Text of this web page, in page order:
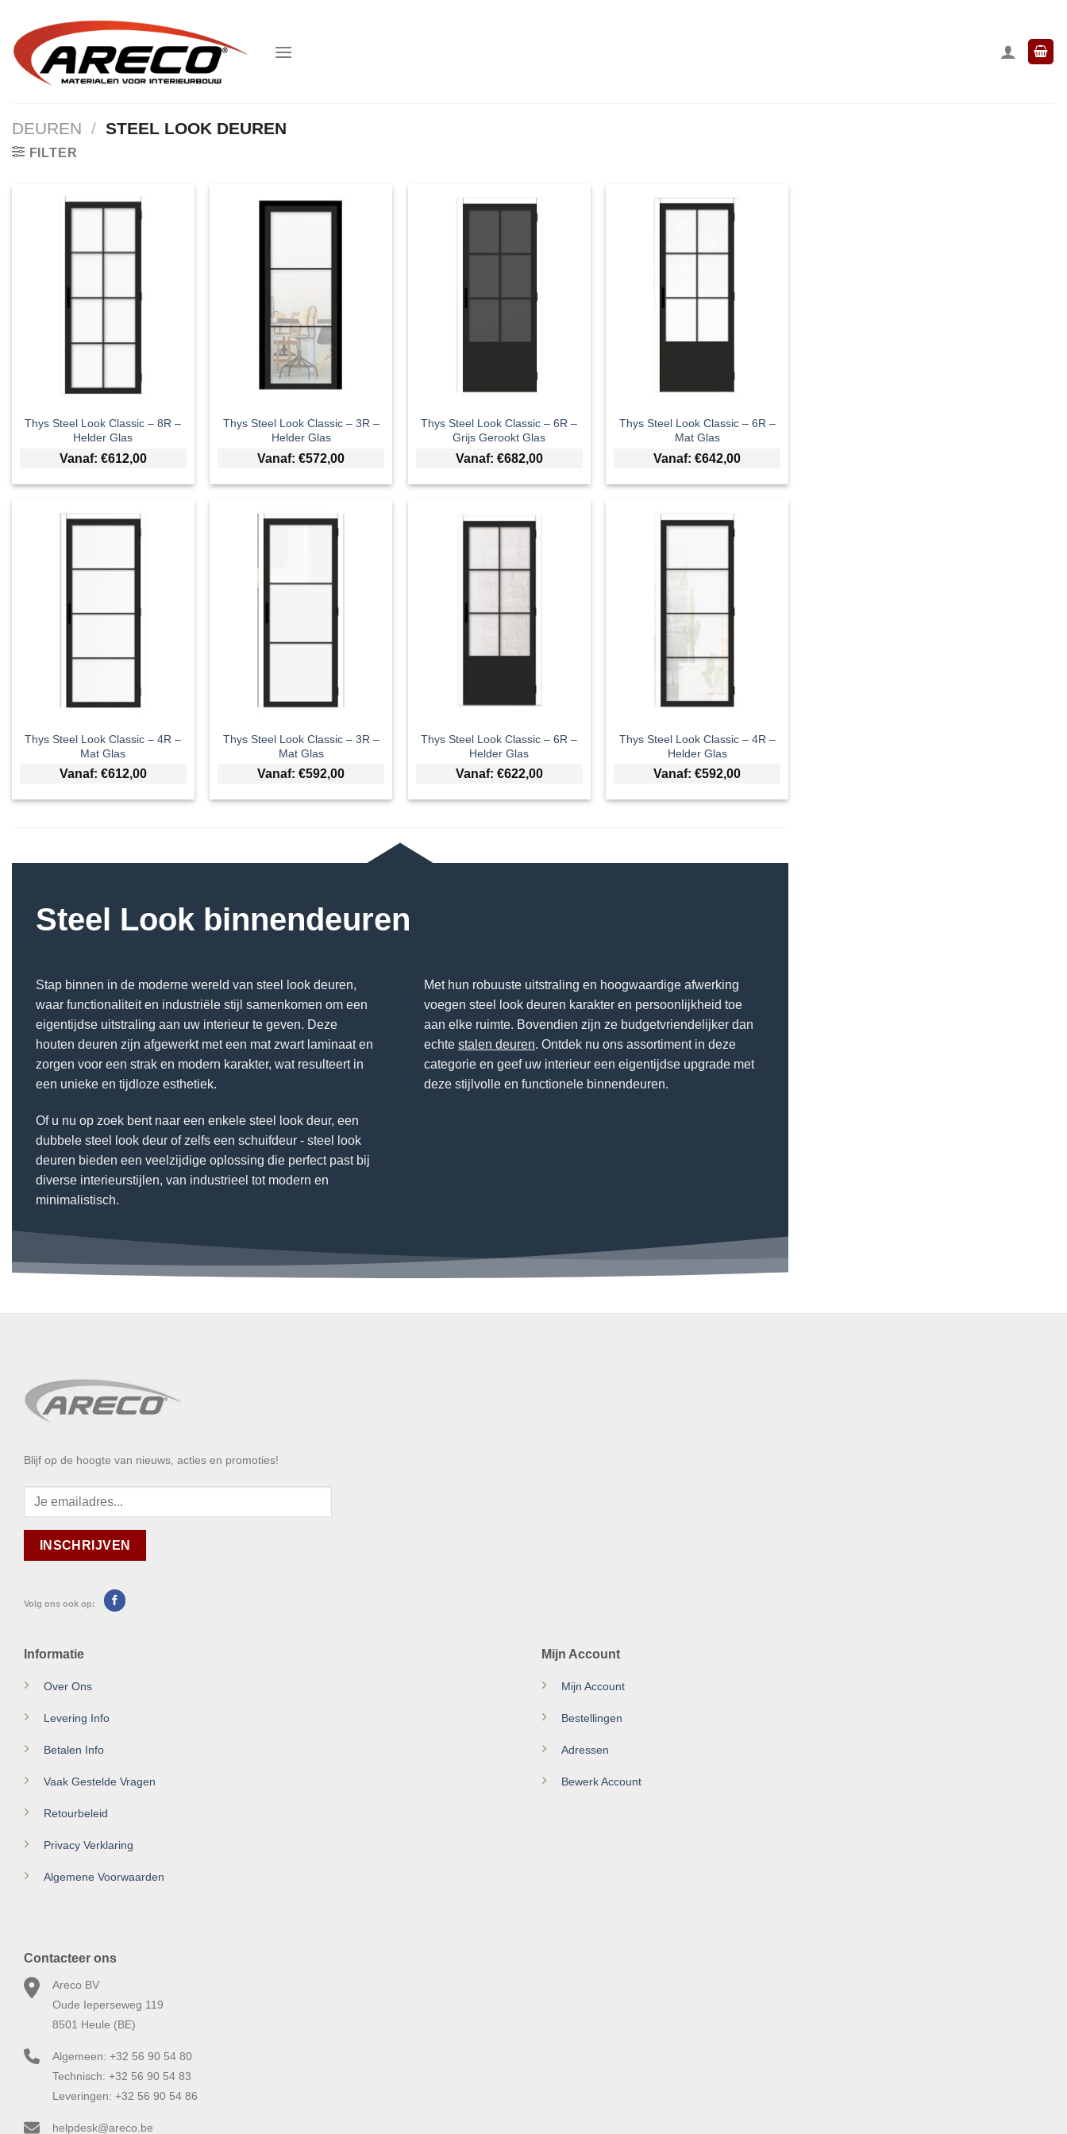
inhoud
DEUREN / STEEL LOOK DEUREN
FILTER
Thys Steel Look Classic – 8R –
Helder Glas
Vanaf: €612,00
Thys Steel Look Classic – 3R –
Helder Glas
Vanaf:€572,00
Thys Steel Look Classic – 6R –
Grijs Gerookt Glas
Vanaf: €682,00
Thys Steel Look Classic – 6R –
Mat Glas
Vanaf:€642,00
Thys Steel Look Classic – 4R –
Mat Glas
Vanaf: €612,00
Thys Steel Look Classic – 3R –
Mat Glas
Vanaf:€592,00
Thys Steel Look Classic – 6R –
Helder Glas
Vanaf: €622,00
Thys Steel Look Classic – 4R –
Helder Glas
Vanaf:€592,00
Steel Look binnendeuren
Stap binnen in de moderne wereld van steel look deuren,
waar functionaliteit en industriële stijl samenkomen om een
eigentijdse uitstraling aan uw interieur te geven. Deze
houten deuren zijn afgewerkt met een mat zwart laminaat en
zorgen voor een strak en modern karakter, wat resulteert in
een unieke en tijdloze esthetiek.
Of u nu op zoek bent naar een enkele steel look deur, een
dubbele steel look deur of zelfs een schuifdeur - steel look
deuren bieden een veelzijdige oplossing die perfect past bij
diverse interieurstijlen, van industrieel tot modern en
minimalistisch.
Met hun robuuste uitstraling en hoogwaardige afwerking
voegen steel look deuren karakter en persoonlijkheid toe
aan elke ruimte. Bovendien zijn ze budgetvriendelijker dan
echte stalen deuren. Ontdek nu ons assortiment in deze
categorie en geef uw interieur een eigentijdse upgrade met
deze stijlvolle en functionele binnendeuren.
Blijf op de hoogte van nieuws, acties en promoties!
Volg ons ook op:
Informatie
Over Ons
Levering Info
Betalen Info
Vaak Gestelde Vragen
Retourbeleid
Privacy Verklaring
Algemene Voorwaarden
Mijn Account
Mijn Account
Bestellingen
Adressen
Bewerk Account
Contacteer ons
Areco BV
Oude Ieperseweg 119
8501 Heule (BE)
Algemeen: +32 56 90 54 80
Technisch: +32 56 90 54 83
Leveringen: +32 56 90 54 86
helpdesk@areco.be